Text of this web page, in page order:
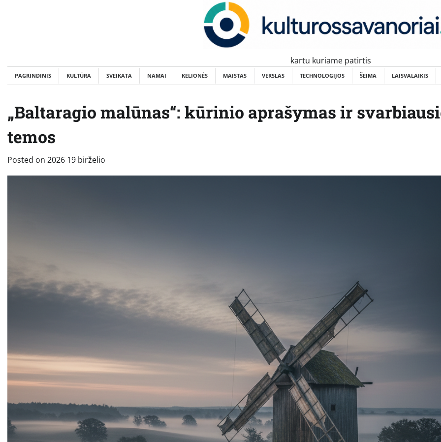
kartu kuriame patirtis
PAGRINDINIS KULTŪRA SVEIKATA NAMAI KELIONĖS MAISTAS VERSLAS TECHNOLOGIJOS ŠEIMA LAISVALAIKIS
„Baltaragio malūnas“: kūrinio aprašymas ir
temos
Posted on 2026 19 birželio